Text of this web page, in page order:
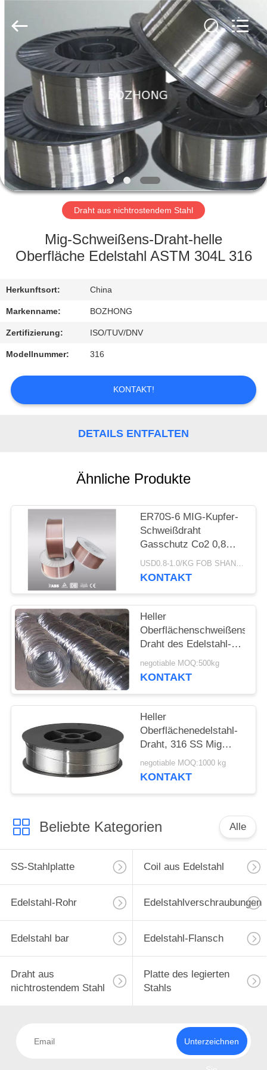
HAUS
PRODUKTE
ÜBER
UNS
FABRIK-
AUSFLUG
QUALITÄTSKONTROLLE
TRETEN
SIE
MIT
UNS
VERBINDUNG
FORDERN
2020
sssteelplate.com.
Rights
Reserved.
Draht aus nichtrostendem Stahl
Mig-Schweißens-Draht-helle
Oberfläche Edelstahl ASTM 304L 316
Herkunftsort: China
Markenname: BOZHONG
Zertifizierung: ISO/TUV/DNV
Modellnummer: 316
KONTAKT!
DETAILS ENTFALTEN
Ähnliche Produkte
ER70S-6 MIG-Kupfer-
Schweißdraht
Gasschutz Co2 0,8
mm 1,0 mm 1,2 mm
USD0.8-1.0/KG FOB SHANGHAI MOQ:500kg
KONTAKT
Heller
Oberflächenschweißens-
Draht des Edelstahl-
Draht-316 SS Mig 0,1 -
10mm Durchmesser
negotiable MOQ:500kg
KONTAKT
Heller
Oberflächenedelstahl-
Draht, 316 SS Mig
Durchmesser des
Schweißens-Draht-0.1-
negotiable MOQ:1000 kg
KONTAKT
Beliebte Kategorien Alle
SS-Stahlplatte Coil aus Edelstahl
Edelstahl-Rohr Edelstahlverschraubungen
Edelstahl bar Edelstahl-Flansch
Draht aus
nichtrostendem Stahl
Platte des legierten
Stahls
Unterzeichnen